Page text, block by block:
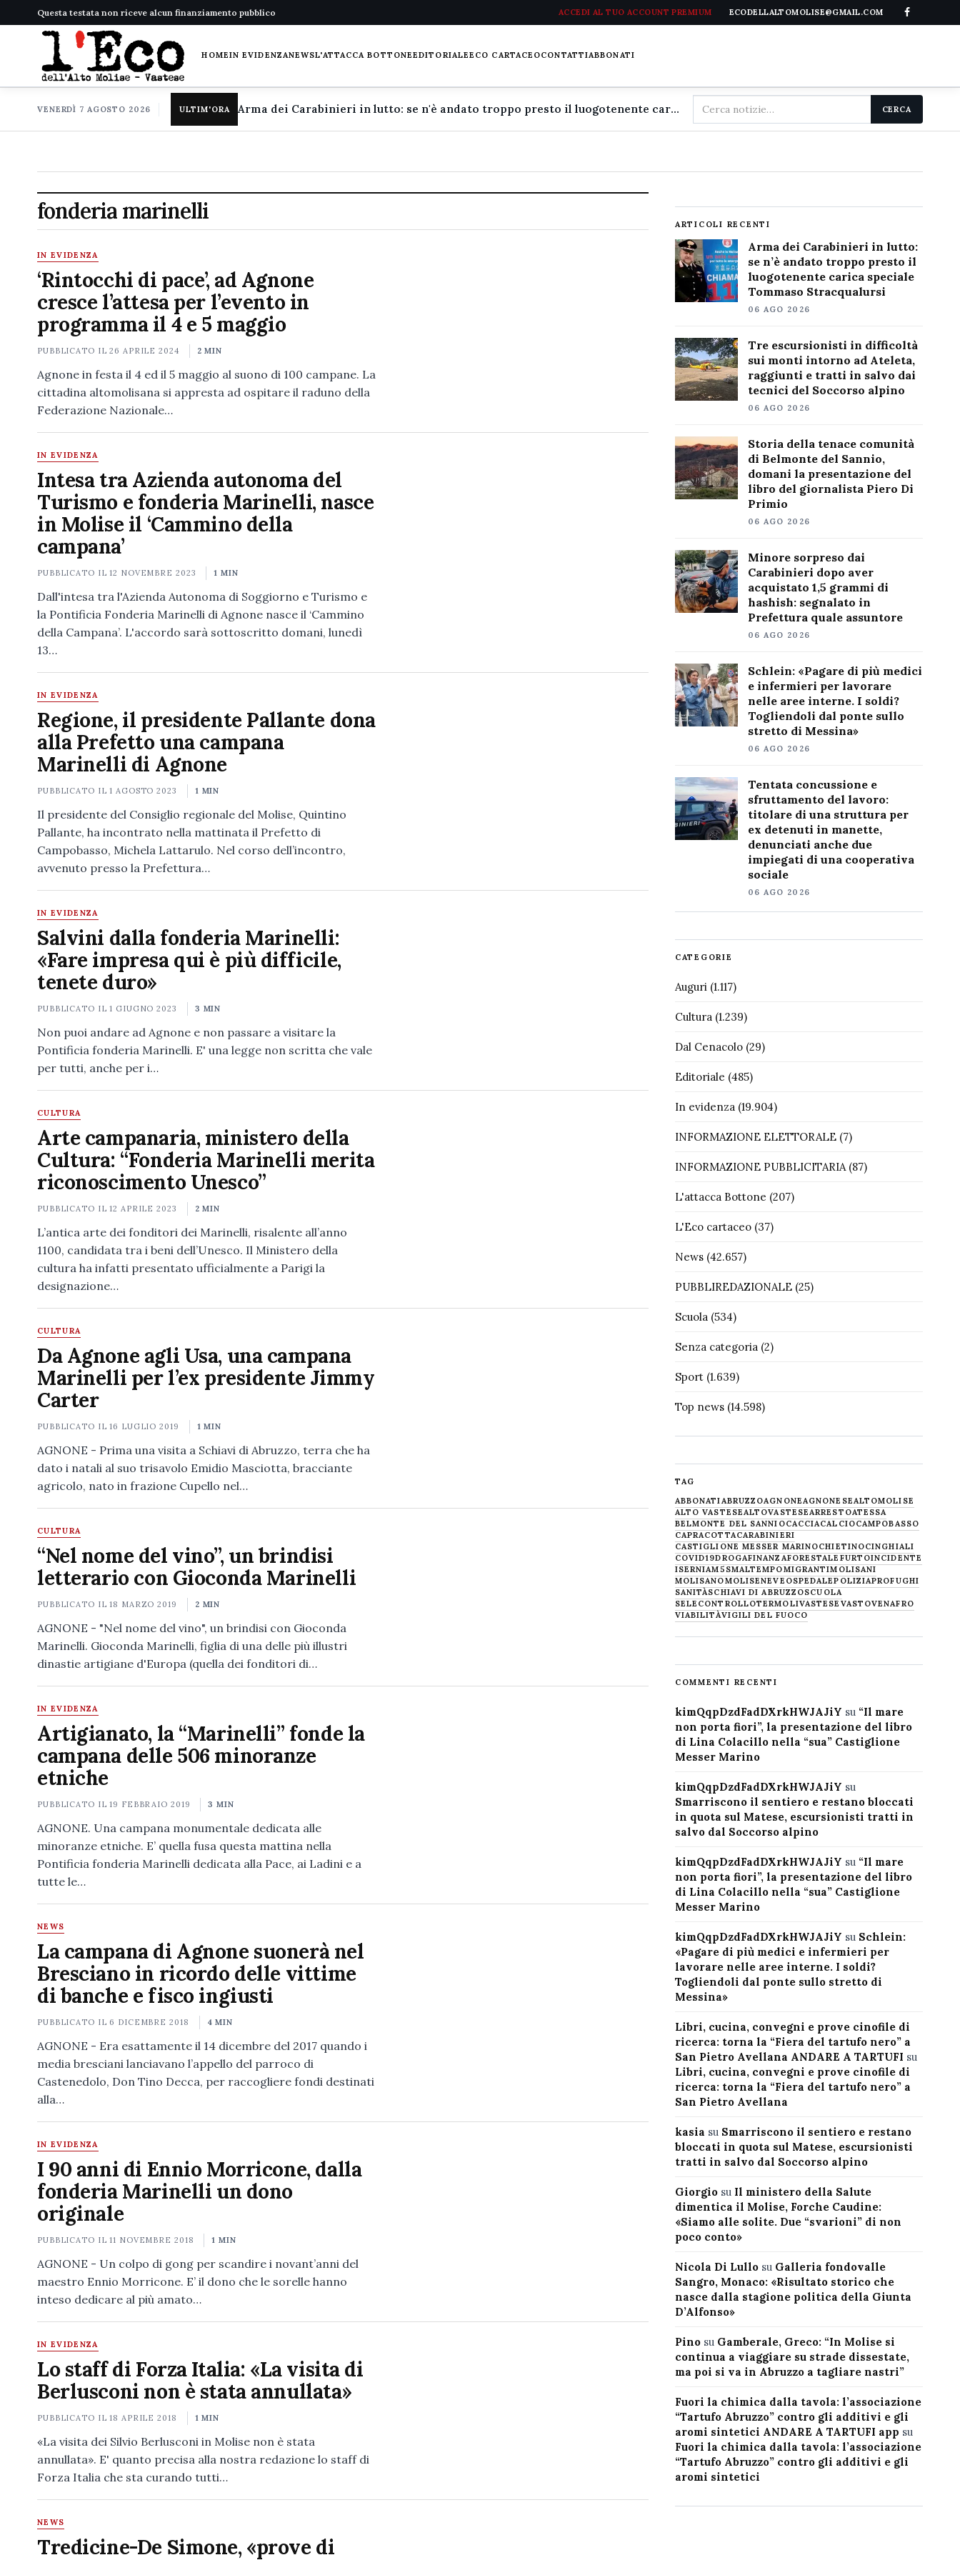
Questa testata non riceve alcun finanziamento pubblico ACCEDI AL TUO ACCOUNT PREMIUM ECODELLALTOMOLISE@GMAIL.COM
HOMEIN EVIDENZANEWSL'ATTACCA BOTTONEEDITORIALEECO CARTACEOCONTATTIABBONATI
VENERDÌ 7 AGOSTO 2026 ULTIM'ORA Arma dei Carabinieri in lutto: se n'è andato troppo presto il luogotenente carica speciale Tommaso Stracqualursi
Cerca
nel
CERCA
fonderia marinelli
IN EVIDENZA
‘Rintocchi di pace’, ad Agnone
cresce l’attesa per l’evento in
programma il 4 e 5 maggio
PUBBLICATO IL26 APRILE 2024 2 MIN
Agnone in festa il 4 ed il 5 maggio al suono di 100 campane. La
cittadina altomolisana si appresta ad ospitare il raduno della
Federazione Nazionale…
IN EVIDENZA
Intesa tra Azienda autonoma del
Turismo e fonderia Marinelli, nasce
in Molise il ‘Cammino della
campana’
PUBBLICATO IL12 NOVEMBRE 2023 1 MIN
Dall'intesa tra l'Azienda Autonoma di Soggiorno e Turismo e
la Pontificia Fonderia Marinelli di Agnone nasce il ‘Cammino
della Campana’. L'accordo sarà sottoscritto domani, lunedì
13…
IN EVIDENZA
Regione, il presidente Pallante dona
alla Prefetto una campana
Marinelli di Agnone
PUBBLICATO IL1 AGOSTO 2023 1 MIN
Il presidente del Consiglio regionale del Molise, Quintino
Pallante, ha incontrato nella mattinata il Prefetto di
Campobasso, Michela Lattarulo. Nel corso dell’incontro,
avvenuto presso la Prefettura…
IN EVIDENZA
Salvini dalla fonderia Marinelli:
«Fare impresa qui è più difficile,
tenete duro»
PUBBLICATO IL1 GIUGNO 2023 3 MIN
Non puoi andare ad Agnone e non passare a visitare la
Pontificia fonderia Marinelli. E' una legge non scritta che vale
per tutti, anche per i…
CULTURA
Arte campanaria, ministero della
Cultura: “Fonderia Marinelli merita
riconoscimento Unesco”
PUBBLICATO IL12 APRILE 2023 2 MIN
L’antica arte dei fonditori dei Marinelli, risalente all’anno
1100, candidata tra i beni dell’Unesco. Il Ministero della
cultura ha infatti presentato ufficialmente a Parigi la
designazione…
CULTURA
Da Agnone agli Usa, una campana
Marinelli per l’ex presidente Jimmy
Carter
PUBBLICATO IL16 LUGLIO 2019 1 MIN
AGNONE - Prima una visita a Schiavi di Abruzzo, terra che ha
dato i natali al suo trisavolo Emidio Masciotta, bracciante
agricolo, nato in frazione Cupello nel…
CULTURA
“Nel nome del vino”, un brindisi
letterario con Gioconda Marinelli
PUBBLICATO IL18 MARZO 2019 2 MIN
AGNONE - "Nel nome del vino", un brindisi con Gioconda
Marinelli. Gioconda Marinelli, figlia di una delle più illustri
dinastie artigiane d'Europa (quella dei fonditori di…
IN EVIDENZA
Artigianato, la “Marinelli” fonde la
campana delle 506 minoranze
etniche
PUBBLICATO IL19 FEBBRAIO 2019 3 MIN
AGNONE. Una campana monumentale dedicata alle
minoranze etniche. E’ quella fusa questa mattina nella
Pontificia fonderia Marinelli dedicata alla Pace, ai Ladini e a
tutte le…
NEWS
La campana di Agnone suonerà nel
Bresciano in ricordo delle vittime
di banche e fisco ingiusti
PUBBLICATO IL 6 DICEMBRE 2018 4 MIN
AGNONE - Era esattamente il 14 dicembre del 2017 quando i
media bresciani lanciavano l’appello del parroco di
Castenedolo, Don Tino Decca, per raccogliere fondi destinati
alla…
IN EVIDENZA
I 90 anni di Ennio Morricone, dalla
fonderia Marinelli un dono
originale
PUBBLICATO IL11 NOVEMBRE 2018 1 MIN
AGNONE - Un colpo di gong per scandire i novant’anni del
maestro Ennio Morricone. E’ il dono che le sorelle hanno
inteso dedicare al più amato…
IN EVIDENZA
Lo staff di Forza Italia: «La visita di
Berlusconi non è stata annullata»
PUBBLICATO IL18 APRILE 2018 1 MIN
«La visita dei Silvio Berlusconi in Molise non è stata
annullata». E' quanto precisa alla nostra redazione lo staff di
Forza Italia che sta curando tutti…
NEWS
Tredicine-De Simone, «prove di
ARTICOLI RECENTI
Arma dei Carabinieri in lutto:
se n’è andato troppo presto il
luogotenente carica speciale
Tommaso Stracqualursi
06 AGO 2026
Tre escursionisti in difficoltà
sui monti intorno ad Ateleta,
raggiunti e tratti in salvo dai
tecnici del Soccorso alpino
06 AGO 2026
Storia della tenace comunità
di Belmonte del Sannio,
domani la presentazione del
libro del giornalista Piero Di
Primio
06 AGO 2026
Minore sorpreso dai
Carabinieri dopo aver
acquistato 1,5 grammi di
hashish: segnalato in
Prefettura quale assuntore
06 AGO 2026
Schlein: «Pagare di più medici
e infermieri per lavorare
nelle aree interne. I soldi?
Togliendoli dal ponte sullo
stretto di Messina»
06 AGO 2026
Tentata concussione e
sfruttamento del lavoro:
titolare di una struttura per
ex detenuti in manette,
denunciati anche due
impiegati di una cooperativa
sociale
06 AGO 2026
CATEGORIE
Auguri(1.117)
Cultura(1.239)
Dal Cenacolo(29)
Editoriale (485)
In evidenza(19.904)
INFORMAZIONE ELETTORALE(7)
INFORMAZIONE PUBBLICITARIA(87)
L'attacca Bottone (207)
L'Eco cartaceo(37)
News(42.657)
PUBBLIREDAZIONALE(25)
Scuola(534)
Senza categoria(2)
Sport(1.639)
Top news(14.598)
TAG
ABBONATIABRUZZOAGNONEAGNONESEALTOMOLISE
ALTO VASTESEALTOVASTESEARRESTOATESSA
BELMONTE DEL SANNIOCACCIACALCIOCAMPOBASSO
CAPRACOTTACARABINIERI
CASTIGLIONE MESSER MARINOCHIETINOCINGHIALI
COVID19DROGAFINANZAFORESTALE FURTOINCIDENTE
ISERNIAM5SMALTEMPOMIGRANTIMOLISANI
MOLISANOMOLISENEVE OSPEDALEPOLIZIAPROFUGHI
SANITÀSCHIAVI DI ABRUZZOSCUOLA
SELECONTROLLOTERMOLIVASTESE VASTOVENAFRO
VIABILITÀVIGILI DEL FUOCO
COMMENTI RECENTI
kimQqpDzdFadDXrkHWJAJiY su “Il mare
non porta fiori”, la presentazione del libro
di Lina Colacillo nella “sua” Castiglione
Messer Marino
kimQqpDzdFadDXrkHWJAJiY su
Smarriscono il sentiero e restano bloccati
in quota sul Matese, escursionisti tratti in
salvo dal Soccorso alpino
kimQqpDzdFadDXrkHWJAJiY su “Il mare
non porta fiori”, la presentazione del libro
di Lina Colacillo nella “sua” Castiglione
Messer Marino
kimQqpDzdFadDXrkHWJAJiY su Schlein:
«Pagare di più medici e infermieri per
lavorare nelle aree interne. I soldi?
Togliendoli dal ponte sullo stretto di
Messina»
Libri, cucina, convegni e prove cinofile di
ricerca: torna la “Fiera del tartufo nero” a
San Pietro Avellana ANDARE A TARTUFI su
Libri, cucina, convegni e prove cinofile di
ricerca: torna la “Fiera del tartufo nero” a
San Pietro Avellana
kasia su Smarriscono il sentiero e restano
bloccati in quota sul Matese, escursionisti
tratti in salvo dal Soccorso alpino
Giorgiosu Il ministero della Salute
dimentica il Molise, Forche Caudine:
«Siamo alle solite. Due “svarioni” di non
poco conto»
Nicola Di Lullosu Galleria fondovalle
Sangro, Monaco: «Risultato storico che
nasce dalla stagione politica della Giunta
D’Alfonso»
Pinosu Gamberale, Greco: “In Molise si
continua a viaggiare su strade dissestate,
ma poi si va in Abruzzo a tagliare nastri”
Fuori la chimica dalla tavola: l’associazione
“Tartufo Abruzzo” contro gli additivi e gli
aromi sintetici ANDARE A TARTUFI app su
Fuori la chimica dalla tavola: l’associazione
“Tartufo Abruzzo” contro gli additivi e gli
aromi sintetici